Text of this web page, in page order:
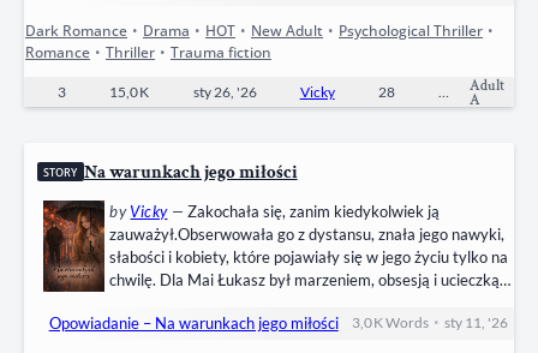
Dark Romance • Drama • HOT • New Adult • Psychological Thriller •
Romance • Thriller • Trauma fiction
3 15,0 K sty 26, '26 Vicky 28 Adult
A
STORY Na warunkach jego miłości
byVicky— Zakochała się, zanim kiedykolwiek ją
zauważył.Obserwowała go z dystansu, znała jego nawyki,
słabości i kobiety, które pojawiały się w jego życiu tylko na
chwilę. Dla Mai Łukasz był marzeniem, obsesją i ucieczką
miłości. Oferuje układ. Dach nad głową. Bliskość. Ciało.
Opowiadanie – Na warunkach jego miłości 3,0 KWords •sty 11, '26